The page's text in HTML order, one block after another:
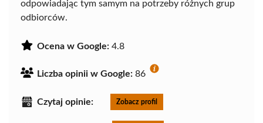
odpowiadając tym samym na potrzeby różnych grup
odbiorców.
Ocena w Google: 4.8
Liczba opinii w Google: 86
Czytaj opinie: Zobacz profil